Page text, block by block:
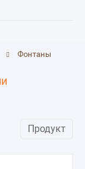
Фонтаны
Продукт